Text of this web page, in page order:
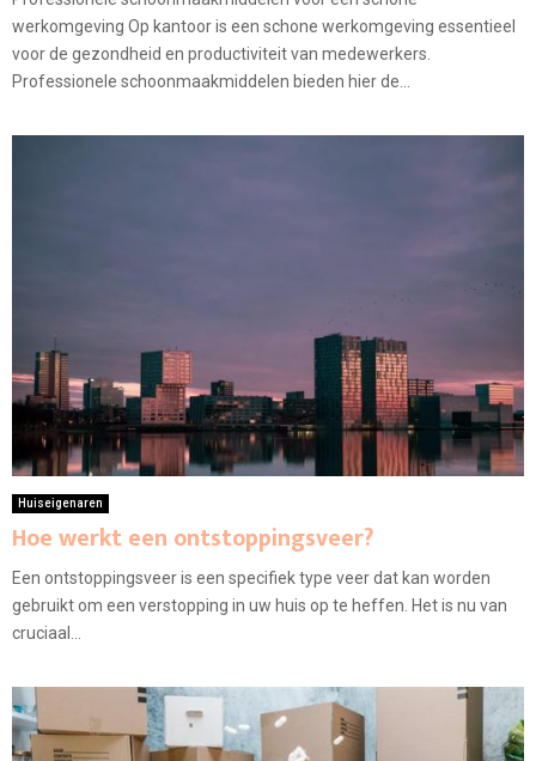
werkomgeving Op kantoor is een schone werkomgeving essentieel
voor de gezondheid en productiviteit van medewerkers.
Professionele schoonmaakmiddelen bieden hier de...
Huiseigenaren
Hoe werkt een ontstoppingsveer?
Een ontstoppingsveer is een specifiek type veer dat kan worden
gebruikt om een verstopping in uw huis op te heffen. Het is nu van
cruciaal...